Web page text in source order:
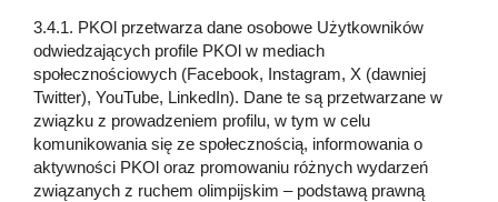
3.4.1. PKOl przetwarza dane osobowe Użytkowników
odwiedzających profile PKOl w mediach
społecznościowych (Facebook, Instagram, X (dawniej
Twitter), YouTube, LinkedIn). Dane te są przetwarzane w
związku z prowadzeniem profilu, w tym w celu
komunikowania się ze społecznością, informowania o
aktywności PKOl oraz promowaniu różnych wydarzeń
związanych z ruchem olimpijskim – podstawą prawną